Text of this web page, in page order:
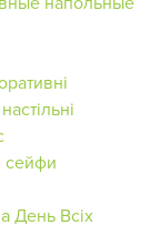
сейфи
День Всіх